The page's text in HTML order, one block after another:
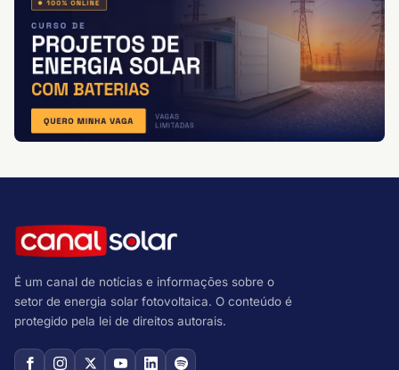
É um canal de notícias e informações sobre o
setor de energia solar fotovoltaica. O conteúdo é
protegido pela lei de direitos autorais.